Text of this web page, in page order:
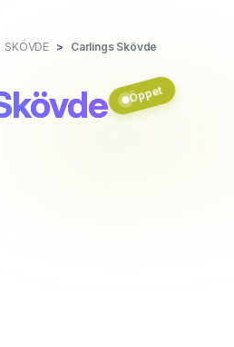
SKÖVDE Carlings Skövde
Öppet